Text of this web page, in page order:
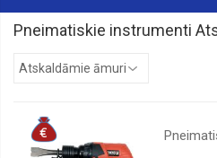
āmuri
Komplekti
Pneimatiskie instrumenti